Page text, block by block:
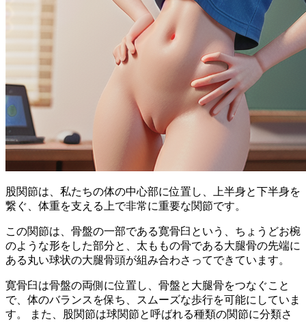
股関節は、私たちの体の中心部に位置し、上半身と下半身を
繋ぐ、体重を支える上で非常に重要な関節です。
この関節は、骨盤の一部である寛骨臼という、ちょうどお椀
のような形をした部分と、太ももの骨である大腿骨の先端に
ある丸い球状の大腿骨頭が組み合わさってできています。
寛骨臼は骨盤の両側に位置し、 骨盤と大腿骨をつなぐこと
で、体のバランスを保ち、スムーズな歩行を可能にしていま
す。
また、股関節は球関節と呼ばれる種類の関節に分類さ